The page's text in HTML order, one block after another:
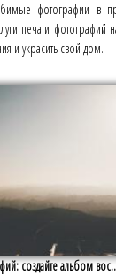
фотографии в
печати фотографий
и украсить свой дом.
создайте альбом